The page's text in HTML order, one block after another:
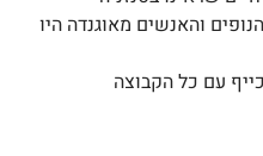
והאנשים מאוגנדה היו
עם כל הקבוצה